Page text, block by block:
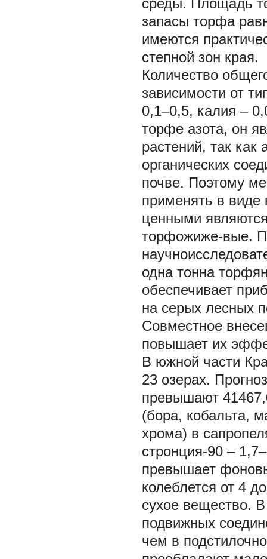
среды. Площадь
запасы торфа
имеются
степной зон края.
Количество
зависимости от
0,1–0,5, калия –
торфе азота, он
растений, так
органических
почве. Поэтому
применять в виде
ценными
торфожиже-вые.
одна тонна
обеспечивает
на серых лесных
Совместное
повышает их
В южной части
23 озерах.
превышают
(бора, кобальта,
хрома) в
стронция-90 –
превышает
колеблется от 4
сухое вещество.
подвижных
чем в